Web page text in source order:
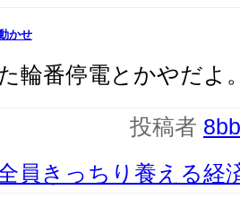
かせ
輪番停電とかやだよ
投稿者
員きっちり養える経